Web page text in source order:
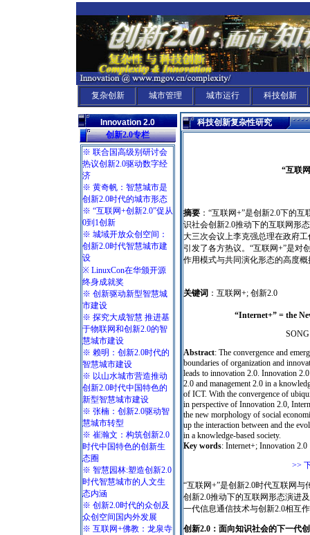
复杂创新 城市管理 城市运行 科技创新
Innovation 2.0
创新2.0专栏
※ 联合国高级别研讨会
热议创新2.0驱动数字经
济
※ 黄奇帆：智慧城市是
创新2.0时代的城市形态
※ “互联网+创新2.0”促从
0到1创新
※ 城域开放众创空间：
创新2.0时代智慧城市建
设
※ LinuxCon在华颁开源
终身成就奖
※ 创新驱动新型智慧城
市建设
※ 探究大成智慧 推进基
于物联网和创新2.0的智
慧城市建设
※ 赖明：创新2.0时代的
智慧城市建设
※ 以山水城市营造推动
创新2.0时代中国特色的
新型智慧城市建设
※ 张楠：创新2.0驱动智
慧城市转型
※ 崔瀚文：构筑创新2.0
时代中国特色的创新生
态圈
※ 智慧园林:塑造创新2.0
时代智慧城市的人文生
态内涵
※ 创新2.0时代的众创及
众创空间国内外发展
※ 互联网+佛教：龙泉寺
科技创新复杂性研究
“互联
摘要 ：“互联网+”是创新2.0下的
识社会创新2.0推动下的互联网形
大三次会议上李克强总理在政府
引发了各方热议。“互联网+”是对
作用模式与共同演化形态的高度概
关键词 ：互联网+; 创新2.0
“Internet+” = the
Abstract: The convergence and
boundaries of organization and
leads to innovation 2.0. Innovation
2.0 and management 2.0 in a
of ICT. With the convergence of
in perspective of Innovation 2.0,
the new morphology of social
up the interaction between and the
in a knowledge-based society.
Key words: Internet+; Innovation 2.0
>>
“互联网+”是创新2.0时代互联网
创新2.0推动下的互联网形态演进
一代信息通信技术与创新2.0相互
创新2.0：面向知识社会的下一代